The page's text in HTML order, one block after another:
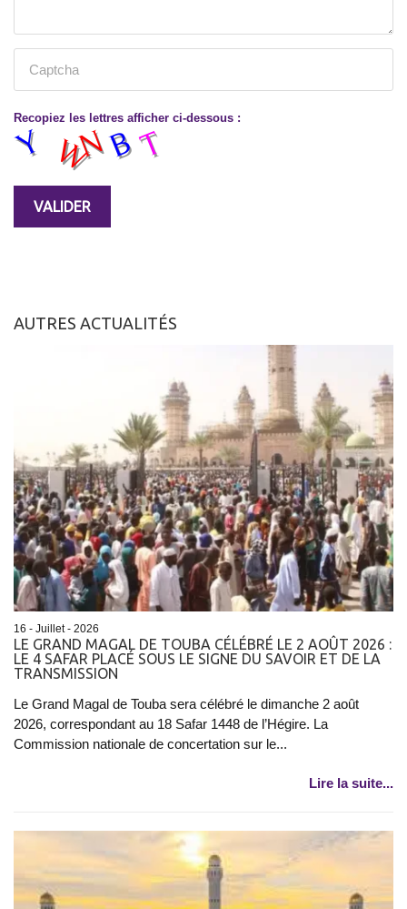
Recopiez les lettres afficher ci-dessous :
AUTRES ACTUALITÉS
16 - Juillet - 2026
LE GRAND MAGAL DE TOUBA CÉLÉBRÉ LE 2 AOÛT 2026 :
LE 4 SAFAR PLACÉ SOUS LE SIGNE DU SAVOIR ET DE LA
TRANSMISSION
Le Grand Magal de Touba sera célébré le dimanche 2 août
2026, correspondant au 18 Safar 1448 de l’Hégire. La
Commission nationale de concertation sur le...
Lire la suite...